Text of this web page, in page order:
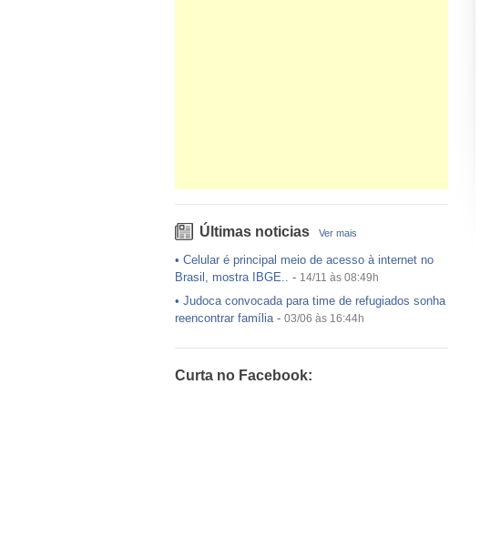
Últimas noticias Ver mais
• Celular é principal meio de acesso à internet no
Brasil, mostra IBGE.. - 14/11 às 08:49h
• Judoca convocada para time de refugiados sonha
reencontrar família- 03/06 às 16:44h
•Exército egípcio diz que encontrou destroços de
Curta no Facebook: